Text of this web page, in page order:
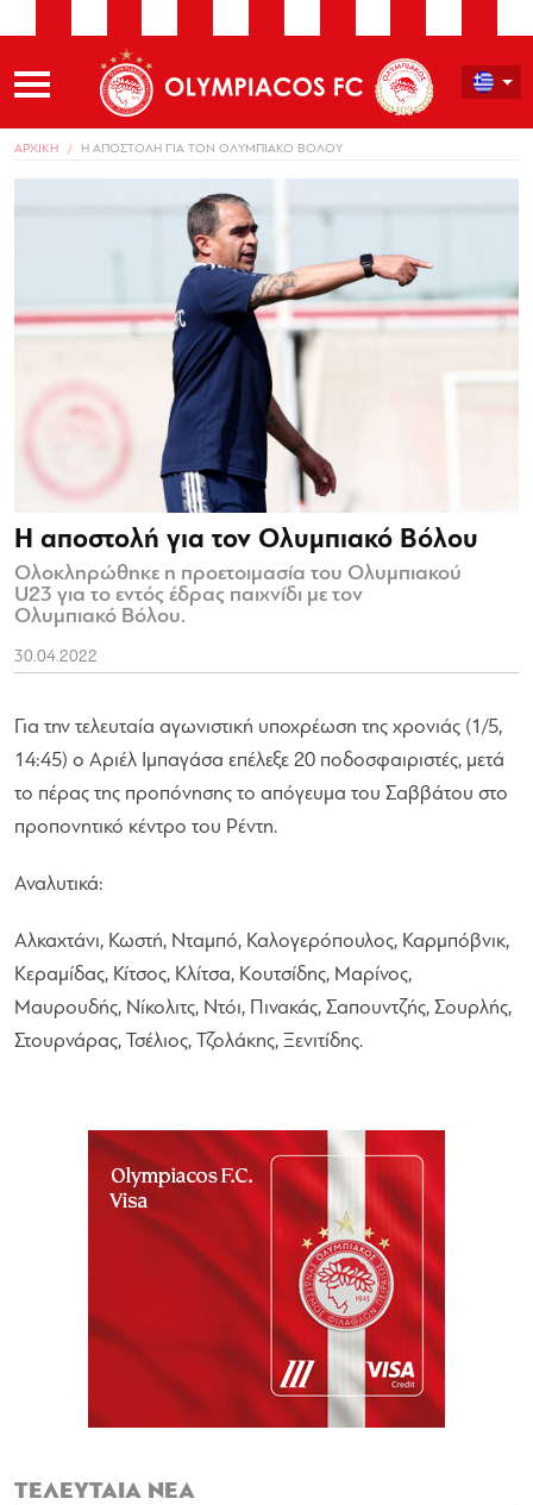
ΑΡΧΙΚΗ Η ΑΠΟΣΤΟΛΗ ΓΙΑ ΤΟΝ ΟΛΥΜΠΙΑΚΟ ΒΟΛΟΥ
Η αποστολή για τον Ολυμπιακό Βόλου
Ολοκληρώθηκε η προετοιμασία του Ολυμπιακού
U23 για το εντός έδρας παιχνίδι με τον
Ολυμπιακό Βόλου.
30.04.2022
Για την τελευταία αγωνιστική υποχρέωση της χρονιάς (1/5,
14:45) ο Αριέλ Ιμπαγάσα επέλεξε 20 ποδοσφαιριστές, μετά
το πέρας της προπόνησης το απόγευμα του Σαββάτου στο
προπονητικό κέντρο του Ρέντη.
Αναλυτικά:
Αλκαχτάνι, Κωστή, Νταμπό, Καλογερόπουλος, Καρμπόβνικ,
Κεραμίδας, Κίτσος, Κλίτσα, Κουτσίδης, Μαρίνος,
Μαυρουδής, Νίκολιτς, Ντόι, Πινακάς, Σαπουντζής, Σουρλής,
Στουρνάρας, Τσέλιος, Τζολάκης, Ξενιτίδης.
ΤΕΛΕΥΤΑΙΑ ΝΕΑ